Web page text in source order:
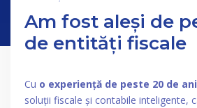
Am fost aleși de
de entități fiscale
Cu o experiență de peste 20 de
soluții fiscale și contabile inteligente,